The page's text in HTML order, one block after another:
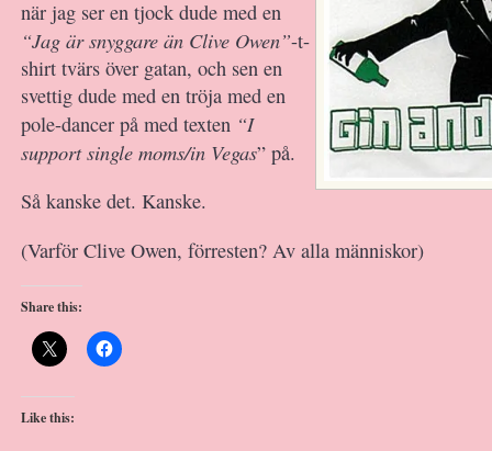
när jag ser en tjock dude med en
“Jag är snyggare än Clive Owen”-t-
shirt tvärs över gatan, och sen en
svettig dude med en tröja med en
pole-dancer på med texten “I
support single moms/in Vegas” på.
Så kanske det. Kanske.
(Varför Clive Owen, förresten? Av alla människor)
Share this:
Like this: